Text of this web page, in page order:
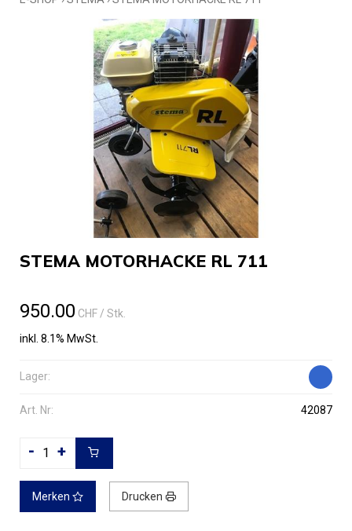
STEMA MOTORHACKE RL 711
950.00 CHF/ Stk.
inkl. 8.1% MwSt.
Lager:
Art. Nr: 42087
- +
Merken Drucken